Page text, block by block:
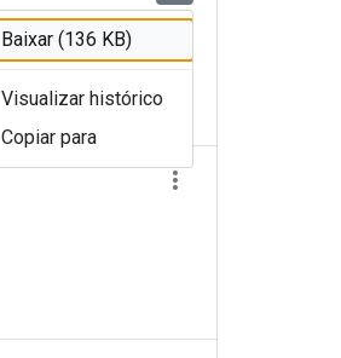
Baixar (136 KB)
Visualizar histórico
Copiar para